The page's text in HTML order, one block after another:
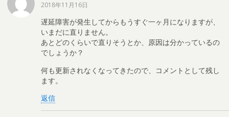
2018年11月16日
遅延障害が発生してからもうすぐ一ヶ月になりますが、
いまだに直りません。
あとどのくらいで直りそうとか、原因は分かっているの
でしょうか？
何も更新されなくなってきたので、コメントとして残し
ます。
返信